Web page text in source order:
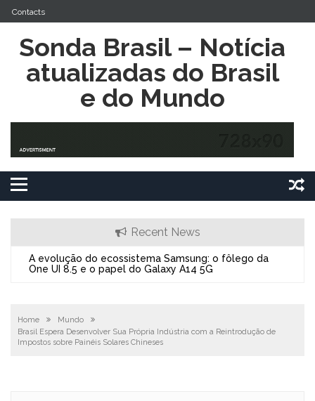
Skip
to
content
Contacts
Sonda Brasil – Notícia
atualizadas do Brasil
e do Mundo
Recent News
A evolução do ecossistema Samsung: o fôlego da
One UI 8.5 e o papel do Galaxy A14 5G
Home
Mundo
Brasil Espera Desenvolver Sua Própria Indústria com a Reintrodução de
Impostos sobre Painéis Solares Chineses